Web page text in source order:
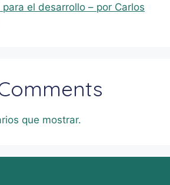
el desarrollo – por Carlos
que mostrar.